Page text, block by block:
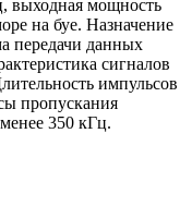
выходная мощность
на буе. Назначение
передачи данных
сигналов
импульсов
пропускания
350 кГц.